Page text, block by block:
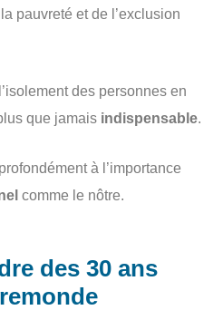
pauvreté et de l’exclusion
des personnes en
que jamais indispensable.
à l’importance
comme le nôtre.
des 30 ans